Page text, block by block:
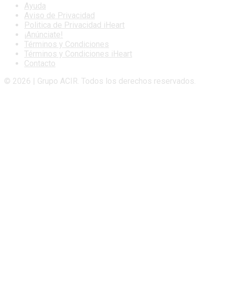
Ayuda
Aviso de Privacidad
Politica de Privacidad iHeart
¡Anúnciate!
Términos y Condiciones
Términos y Condiciones iHeart
Contacto
© 2026 | Grupo ACIR. Todos los derechos reservados.